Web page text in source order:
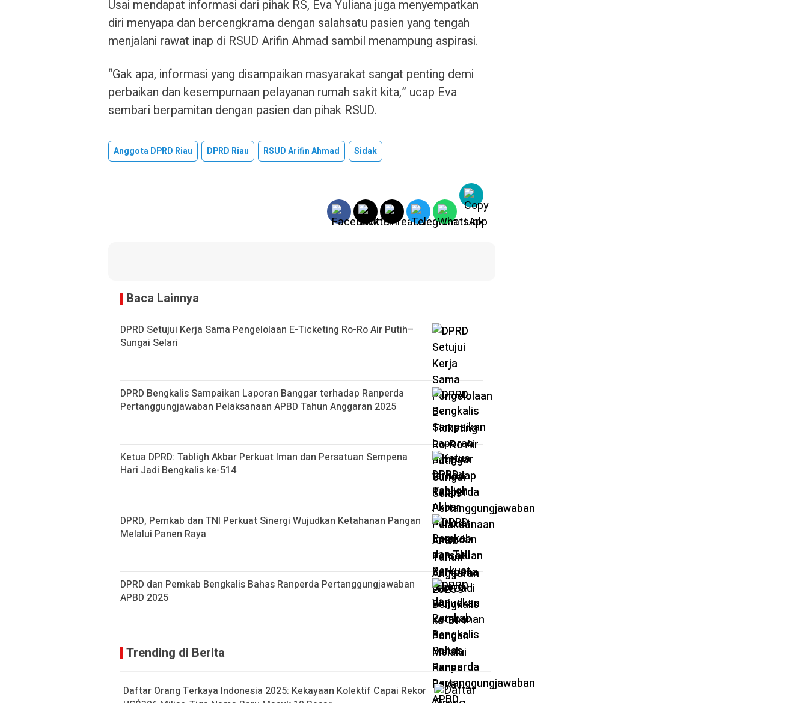
Usai mendapat informasi dari pihak RS, Eva Yuliana juga menyempatkan
diri menyapa dan bercengkrama dengan salahsatu pasien yang tengah
menjalani rawat inap di RSUD Arifin Ahmad sambil menampung aspirasi.
“Gak apa, informasi yang disampaikan masyarakat sangat penting demi
perbaikan dan kesempurnaan pelayanan rumah sakit kita,” ucap Eva
sembari berpamitan dengan pasien dan pihak RSUD.
Anggota DPRD Riau DPRD Riau RSUD Arifin Ahmad Sidak
Baca Lainnya
DPRD Setujui Kerja Sama Pengelolaan E-Ticketing Ro-Ro Air Putih–
Sungai Selari
DPRD Bengkalis Sampaikan Laporan Banggar terhadap Ranperda
Pertanggungjawaban Pelaksanaan APBD Tahun Anggaran 2025
Ketua DPRD: Tabligh Akbar Perkuat Iman dan Persatuan Sempena
Hari Jadi Bengkalis ke-514
DPRD, Pemkab dan TNI Perkuat Sinergi Wujudkan Ketahanan Pangan
Melalui Panen Raya
DPRD dan Pemkab Bengkalis Bahas Ranperda Pertanggungjawaban
APBD 2025
Trending di Berita
Daftar Orang Terkaya Indonesia 2025: Kekayaan Kolektif Capai Rekor